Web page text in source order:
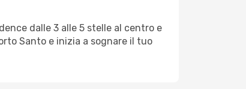
dalle 3 alle 5 stelle al centro e
Santo e inizia a sognare il tuo